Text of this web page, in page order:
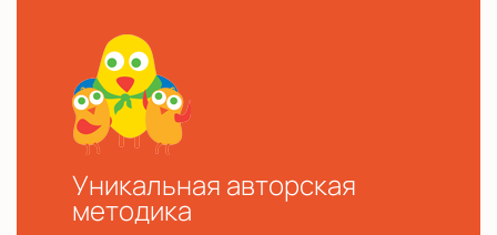
Уникальная авторская
методика